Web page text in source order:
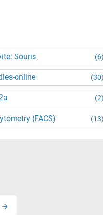
Souris (6)
online (30)
(2)
(FACS) (13)